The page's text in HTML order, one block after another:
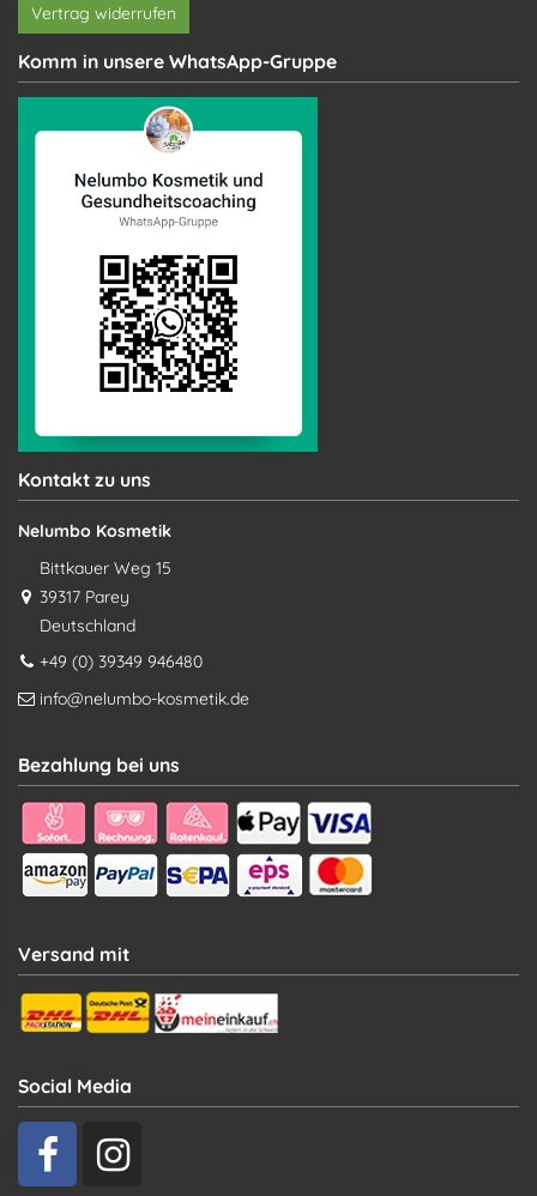
Vertrag widerrufen
Komm in unsere WhatsApp-Gruppe
Kontakt zu uns
Nelumbo Kosmetik
Bittkauer Weg 15
39317 Parey
Deutschland
+49 (0) 39349 946480
info@nelumbo-kosmetik.de
Bezahlung bei uns
Versand mit
Social Media